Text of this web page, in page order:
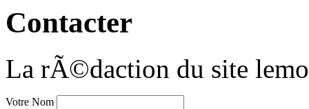
Contacter
La rÃ©daction du site
Votre Nom